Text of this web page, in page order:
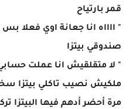
قمر بارتياح
" ااااه انا جعانة اوي فعلا
صندوقي بيتزا
" لا متقلقيش انا عملت
ملكيش نصيب تاكلي بيتزا
مرة أحضر أدهم فيها البيتزا